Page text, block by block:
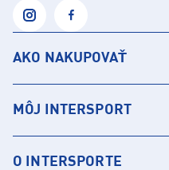
AKO NAKUPOVAŤ
MÔJ INTERSPORT
O INTERSPORTE